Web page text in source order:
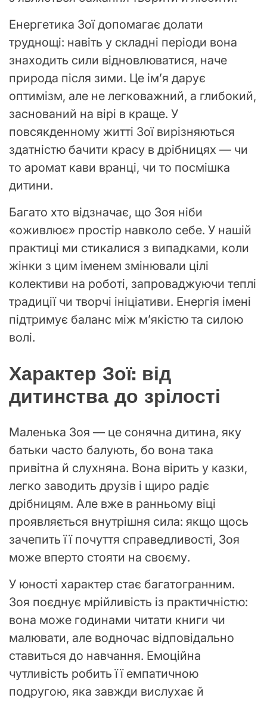
Енергетика Зої допомагає долати
труднощі: навіть у складні періоди вона
знаходить сили відновлюватися, наче
природа після зими. Це ім’я дарує
оптимізм, але не легковажний, а глибокий,
заснований на вірі в краще. У
повсякденному житті Зої вирізняються
здатністю бачити красу в дрібницях — чи
то аромат кави вранці, чи то посмішка
дитини.
Багато хто відзначає, що Зоя ніби
«оживлює» простір навколо себе. У нашій
практиці ми стикалися з випадками, коли
жінки з цим іменем змінювали цілі
колективи на роботі, запроваджуючи теплі
традиції чи творчі ініціативи. Енергія імені
підтримує баланс між м’якістю та силою
волі.
Характер Зої: від
дитинства до зрілості
Маленька Зоя — це сонячна дитина, яку
батьки часто балують, бо вона така
привітна й слухняна. Вона вірить у казки,
легко заводить друзів і щиро радіє
дрібницям. Але вже в ранньому віці
проявляється внутрішня сила: якщо щось
зачепить її почуття справедливості, Зоя
може вперто стояти на своєму.
У юності характер стає багатогранним.
Зоя поєднує мрійливість із практичністю:
вона може годинами читати книги чи
малювати, але водночас відповідально
ставиться до навчання. Емоційна
чутливість робить її емпатичною
подругою, яка завжди вислухає й